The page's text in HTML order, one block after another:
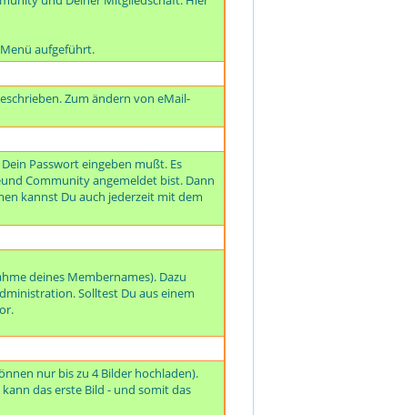
aufgeführt.
Zum ändern von eMail-
Passwort eingeben mußt. Es
Community angemeldet bist. Dann
kannst Du auch jederzeit mit dem
deines Membernames). Dazu
Solltest Du aus einem
nur bis zu 4 Bilder hochladen).
das erste Bild - und somit das